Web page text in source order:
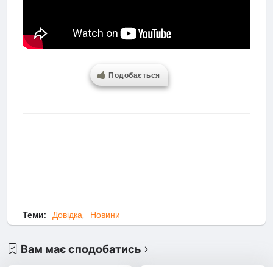
Подобається
Теми: Довідка Новини
Вам має сподобатись